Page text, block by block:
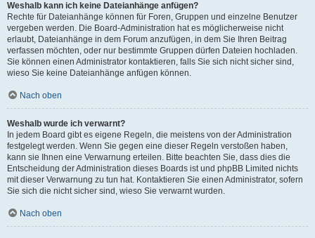
Weshalb kann ich keine Dateianhänge anfügen?
Rechte für Dateianhänge können für Foren, Gruppen und einzelne Benutzer
vergeben werden. Die Board-Administration hat es möglicherweise nicht
erlaubt, Dateianhänge in dem Forum anzufügen, in dem Sie Ihren Beitrag
verfassen möchten, oder nur bestimmte Gruppen dürfen Dateien hochladen.
Sie können einen Administrator kontaktieren, falls Sie sich nicht sicher sind,
wieso Sie keine Dateianhänge anfügen können.
Nach oben
Weshalb wurde ich verwarnt?
In jedem Board gibt es eigene Regeln, die meistens von der Administration
festgelegt werden. Wenn Sie gegen eine dieser Regeln verstoßen haben,
kann sie Ihnen eine Verwarnung erteilen. Bitte beachten Sie, dass dies die
Entscheidung der Administration dieses Boards ist und phpBB Limited nichts
mit dieser Verwarnung zu tun hat. Kontaktieren Sie einen Administrator, sofern
Sie sich die nicht sicher sind, wieso Sie verwarnt wurden.
Nach oben